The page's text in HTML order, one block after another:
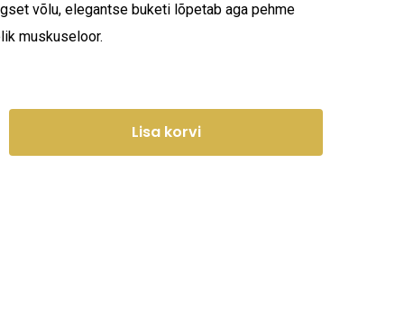
võlu, elegantse buketi lõpetab aga pehme
muskuseloor.
Lisa korvi